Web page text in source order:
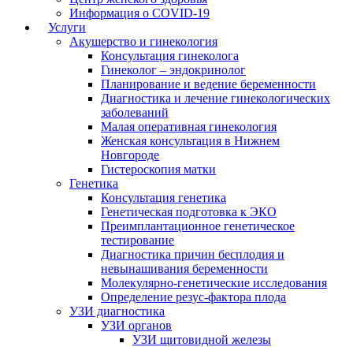
Информация о COVID-19
Услуги
Акушерство и гинекология
Консультация гинеколога
Гинеколог – эндокринолог
Планирование и ведение беременности
Диагностика и лечение гинекологических
заболеваний
Малая оперативная гинекология
Женская консультация в Нижнем
Новгороде
Гистероскопия матки
Генетика
Консультация генетика
Генетическая подготовка к ЭКО
Преимплантационное генетическое
тестирование
Диагностика причин бесплодия и
невынашивания беременности
Молекулярно-генетические исследования
Определение резус-фактора плода
УЗИ диагностика
УЗИ органов
УЗИ щитовидной железы